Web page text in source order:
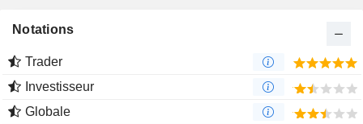
Notations
Trader
Investisseur
Globale